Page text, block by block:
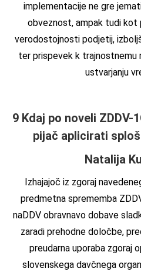
implementacije ne gre
obveznost, ampak tudi
verodostojnosti podjetij,
ter prispevek k trajnostnemu
ustvarjanju
9 Kdaj po noveli ZDDV-
pijač aplicirati
Natalija
Izhajajoč iz zgoraj
predmetna sprememba
naDDV obravnavo dobave
zaradi prehodne določbe,
preudarna uporaba zgoraj
slovenskega davčnega